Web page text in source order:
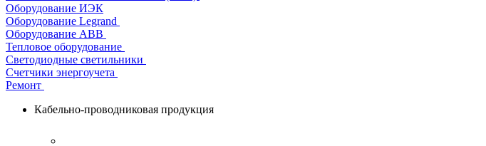
Оборудование ИЭК
Оборудование Legrand
Оборудование АВВ
Тепловое оборудование
Светодиодные светильники
Счетчики энергоучета
Ремонт
Кабельно-проводниковая продукция